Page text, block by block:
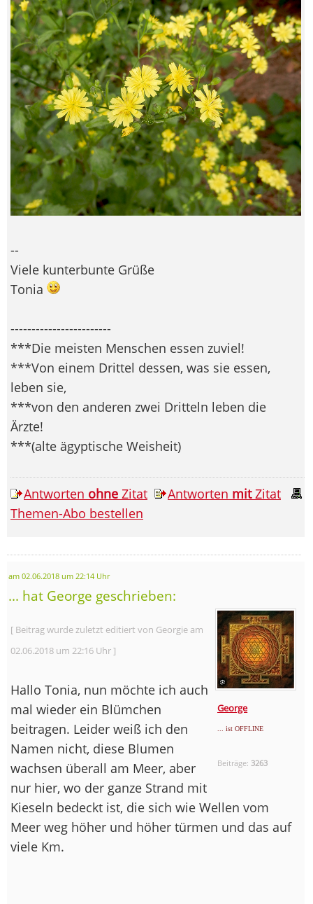
--
Viele kunterbunte Grüße
Tonia
------------------------
***Die meisten Menschen essen zuviel!
***Von einem Drittel dessen, was sie essen,
leben sie,
***von den anderen zwei Dritteln leben die
Ärzte!
***(alte ägyptische Weisheit)
Antworten ohne Zitat Antworten mitZitat
Themen-Abo bestellen
am 02.06.2018 um 22:14 Uhr
... hat George geschrieben:
George
... ist OFFLINE
Beiträge:3263
[ Beitrag wurde zuletzt editiert von Georgie am
02.06.2018 um 22:16 Uhr ]
Hallo Tonia, nun möchte ich auch
mal wieder ein Blümchen
beitragen. Leider weiß ich den
Namen nicht, diese Blumen
wachsen überall am Meer, aber
nur hier, wo der ganze Strand mit
Kieseln bedeckt ist, die sich wie Wellen vom
Meer weg höher und höher türmen und das auf
viele Km.